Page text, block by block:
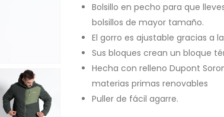
Bolsillo en pecho para que
bolsillos de mayor tamaño.
El gorro es ajustable gracias a
Sus bloques crean un bloque
Hecha con relleno Dupont
materias primas renovables
Puller de fácil agarre.